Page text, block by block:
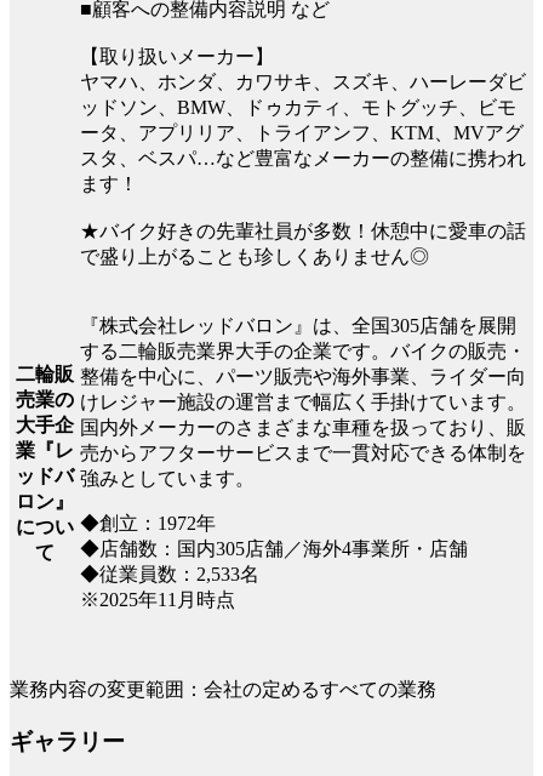
■顧客への整備内容説明 など
【取り扱いメーカー】
ヤマハ、ホンダ、カワサキ、スズキ、ハーレーダビ
ッドソン、BMW、ドゥカティ、モトグッチ、ビモ
ータ、アプリリア、トライアンフ、KTM、MVアグ
スタ、ベスパ…など豊富なメーカーの整備に携われ
ます！
★バイク好きの先輩社員が多数！休憩中に愛車の話
で盛り上がることも珍しくありません◎
二輪販
売業の
大手企
業『レ
ッドバ
ロン』
につい
て
『株式会社レッドバロン』は、全国305店舗を展開
する二輪販売業界大手の企業です。バイクの販売・
整備を中心に、パーツ販売や海外事業、ライダー向
けレジャー施設の運営まで幅広く手掛けています。
国内外メーカーのさまざまな車種を扱っており、販
売からアフターサービスまで一貫対応できる体制を
強みとしています。
◆創立：1972年
◆店舗数：国内305店舗／海外4事業所・店舗
◆従業員数：2,533名
※2025年11月時点
業務内容の変更範囲：会社の定めるすべての業務
ギャラリー